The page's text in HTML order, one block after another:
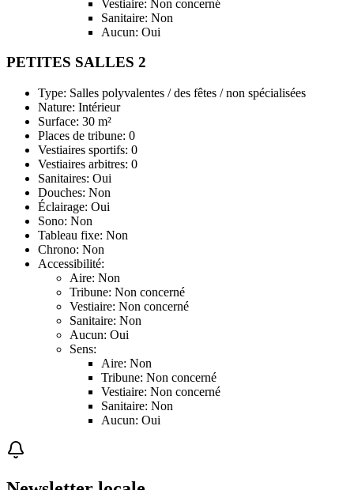
Vestiaire: Non concerné
Sanitaire: Non
Aucun: Oui
PETITES SALLES 2
Type: Salles polyvalentes / des fêtes / non spécialisées
Nature: Intérieur
Surface: 30 m²
Places de tribune: 0
Vestiaires sportifs: 0
Vestiaires arbitres: 0
Sanitaires: Oui
Douches: Non
Éclairage: Oui
Sono: Non
Tableau fixe: Non
Chrono: Non
Accessibilité:
Aire: Non
Tribune: Non concerné
Vestiaire: Non concerné
Sanitaire: Non
Aucun: Oui
Sens:
Aire: Non
Tribune: Non concerné
Vestiaire: Non concerné
Sanitaire: Non
Aucun: Oui